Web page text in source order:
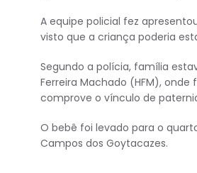
A equipe policial fez
visto que a criança poderia
Segundo a polícia, família
Ferreira Machado (HFM),
comprove o vínculo de
O bebê foi levado para o
Campos dos Goytacazes.